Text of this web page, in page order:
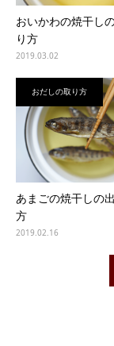
おいかわの焼干し
り方
2019.03.02
おだしの取り方
あまごの焼干しの
方
2019.02.16